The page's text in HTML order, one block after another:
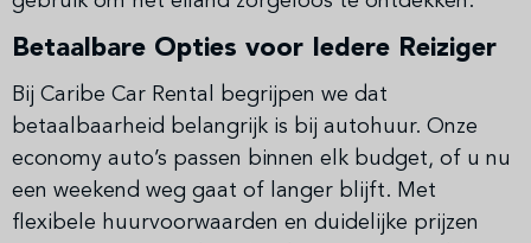
Betaalbare Opties voor Iedere Reiziger
Bij Caribe Car Rental begrijpen we dat
betaalbaarheid belangrijk is bij autohuur. Onze
economy auto’s passen binnen elk budget, of u nu
een weekend weg gaat of langer blijft. Met
flexibele huurvoorwaarden en duidelijke prijzen